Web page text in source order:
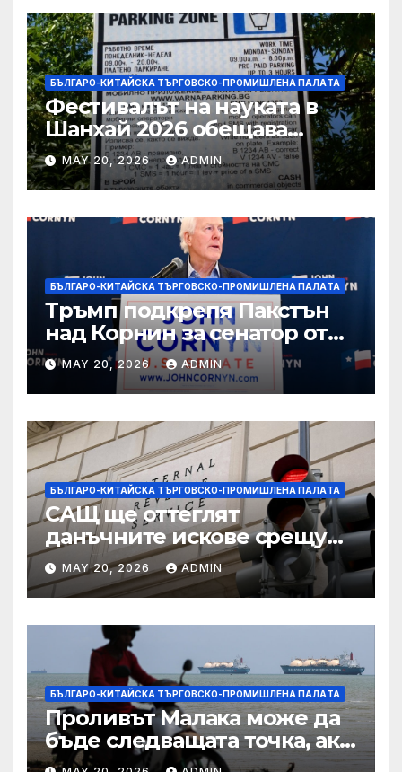
БЪЛГАРО-КИТАЙСКА ТЪРГОВСКО-ПРОМИШЛЕНА ПАЛAТА
Фестивалът на науката в
Шанхай 2026 обещава
вълнуващи научно-
технологични иновации
MAY 20, 2026 ADMIN
БЪЛГАРО-КИТАЙСКА ТЪРГОВСКО-ПРОМИШЛЕНА ПАЛAТА
Тръмп подкрепя Пакстън
над Корнин за сенатор от
Тексас в шокираща
подкрепа
MAY 20, 2026 ADMIN
БЪЛГАРО-КИТАЙСКА ТЪРГОВСКО-ПРОМИШЛЕНА ПАЛAТА
САЩ ще оттеглят
данъчните искове срещу
Тръмп „завинаги“ в
сделката за съдебно дело с
IRS
MAY 20, 2026 ADMIN
БЪЛГАРО-КИТАЙСКА ТЪРГОВСКО-ПРОМИШЛЕНА ПАЛAТА
Проливът Малака може да
бъде следващата точка, ако
Азия не внимава